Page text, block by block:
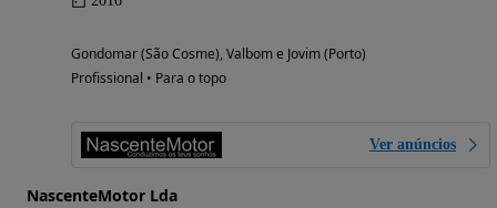
Gondomar (São Cosme), Valbom e Jovim (Porto)
Profissional • Para o topo
Ver anúncios
NascenteMotor Lda